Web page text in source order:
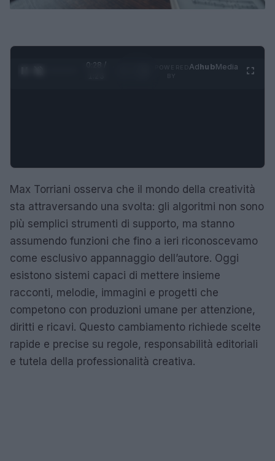
0:29 /
AdhubMedia
Max Torriani osserva che il mondo della creatività
sta attraversando una svolta: gli algoritmi non sono
più semplici strumenti di supporto, ma stanno
assumendo funzioni che fino a ieri riconoscevamo
come esclusivo appannaggio dell’autore. Oggi
esistono sistemi capaci di mettere insieme
racconti, melodie, immagini e progetti che
competono con produzioni umane per attenzione,
diritti e ricavi. Questo cambiamento richiede scelte
rapide e precise su regole, responsabilità editoriali
e tutela della professionalità creativa.